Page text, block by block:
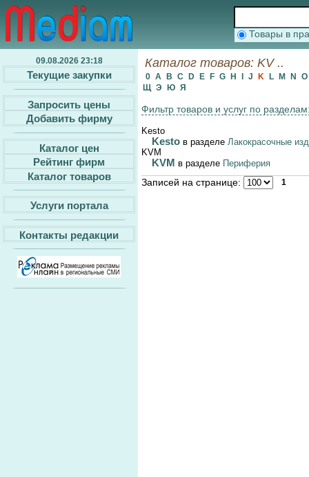
Товары в
09.08.2026 23:18
Текущие закупки
Запросить цены
Добавить фирму
Каталог цен
Рейтинг фирм
Каталог товаров
Услуги портала
Контакты редакции
Каталог товаров: KV ..
0 A B C D E F G H J K L M N
O
Щ Э Ю Я
Фильтр товаров и услуг по
Kesto
Kesto в разделе Лакокрасочные
KVM
KVM в разделе Периферия
Записей на странице: 1